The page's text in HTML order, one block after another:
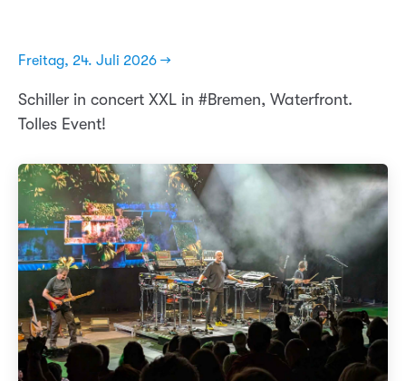
Freitag, 24. Juli 2026 →
Schiller in concert XXL in #Bremen, Waterfront.
Tolles Event!